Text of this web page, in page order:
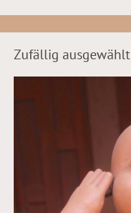
Zufällig ausgewählt